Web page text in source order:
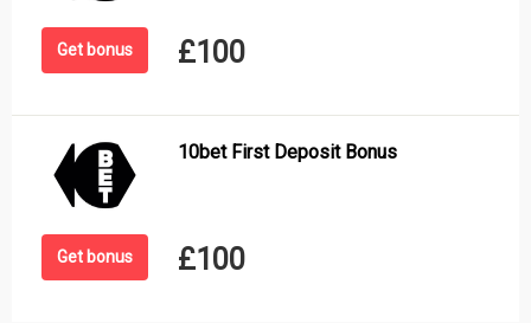
Get bonus £100
Get bonus
10bet First Deposit Bonus
£100